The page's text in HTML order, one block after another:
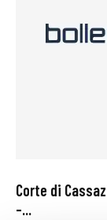
Corte di
–...